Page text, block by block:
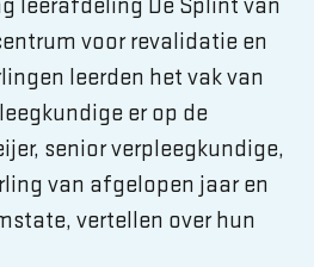
leerafdeling De Splint van
voor revalidatie en
leerden het vak van
er op de
senior verpleegkundige,
van afgelopen jaar en
vertellen over hun